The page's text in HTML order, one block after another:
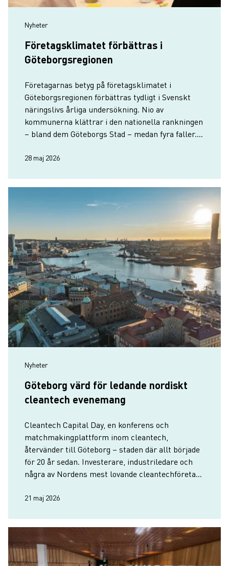
Nyheter
Företagsklimatet förbättras i
Göteborgsregionen
Företagarnas betyg på företagsklimatet i
Göteborgsregionen förbättras tydligt i Svenskt
näringslivs årliga undersökning. Nio av
kommunerna klättrar i den nationella rankningen
– bland dem Göteborgs Stad – medan fyra faller.
niondeplats i Sverige.
28 maj 2026
Nyheter
Göteborg värd för ledande nordiskt
cleantech evenemang
Cleantech Capital Day, en konferens och
matchmakingplattform inom cleantech,
återvänder till Göteborg – staden där allt började
för 20 år sedan. Investerare, industriledare och
några av Nordens mest lovande cleantechföretag
21 maj 2026